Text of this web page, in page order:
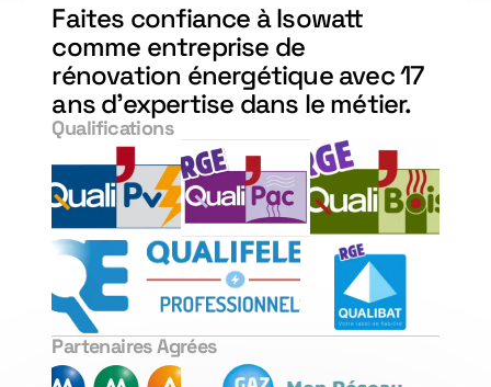
Faites confiance à Isowatt
comme entreprise de
rénovation énergétique avec 17
ans d'expertise dans le métier.
Qualifications
Partenaires Agrées